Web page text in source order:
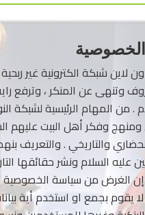
لاين شبكة الكترونية غير
وتنهى عن المنكر ، وترفع
. من المهام الرئيسية لشبكة
ومنهج وفكر أهل البيت عليهم
والتاريخي . والتعريف
عليه السلام ونشر حقائقها
الغرض من سياسة الخصوصية
يقوم بجمع او استخدم أية